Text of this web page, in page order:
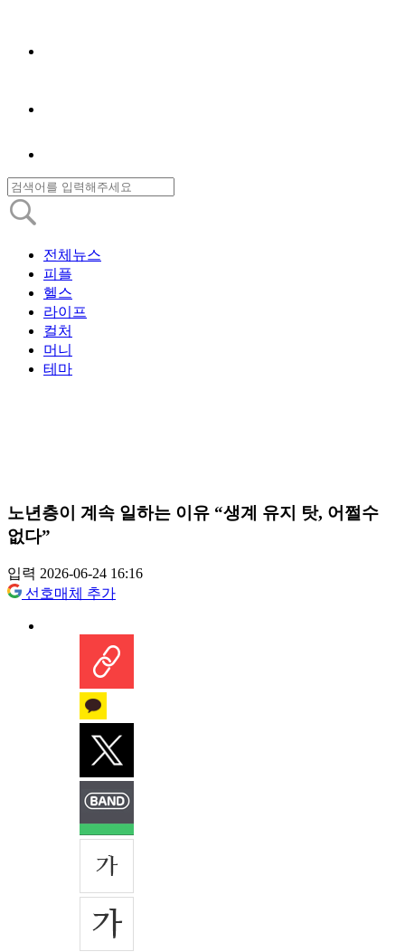
전체뉴스
피플
헬스
라이프
컬처
머니
테마
노년층이 계속 일하는 이유 “생계 유지 탓, 어쩔수
없다”
입력 2026-06-24 16:16
선호매체 추가